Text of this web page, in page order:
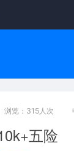
浏览：315人次
五险